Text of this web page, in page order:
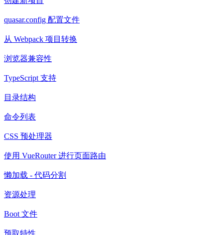
quasar.config 配置文件
从 Webpack 项目转换
浏览器兼容性
TypeScript 支持
目录结构
命令列表
CSS 预处理器
使用 VueRouter 进行页面路由
懒加载 - 代码分割
资源处理
Boot 文件
预取特性